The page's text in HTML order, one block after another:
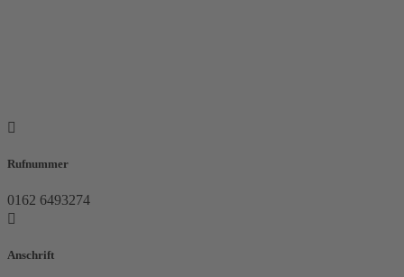

Rufnummer
0162 6493274

Anschrift